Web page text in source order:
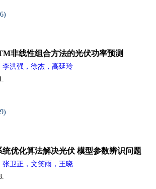
)
非线性组合方法的光伏功率预测
李洪强，徐杰，高延玲
)
优化算法解决光伏 模型参数辨识问题
张卫正，文笑雨，王晓